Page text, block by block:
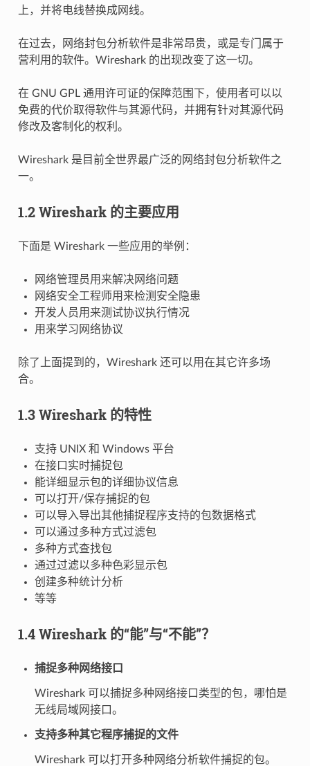
上，并将电线替换成网线。
在过去，网络封包分析软件是非常昂贵，或是专门属于
营利用的软件。Wireshark 的出现改变了这一切。
在 GNU GPL 通用许可证的保障范围下，使用者可以以
免费的代价取得软件与其源代码，并拥有针对其源代码
修改及客制化的权利。
Wireshark 是目前全世界最广泛的网络封包分析软件之
一。
1.2 Wireshark 的主要应用
下面是 Wireshark 一些应用的举例：
网络管理员用来解决网络问题
网络安全工程师用来检测安全隐患
开发人员用来测试协议执行情况
用来学习网络协议
除了上面提到的，Wireshark 还可以用在其它许多场
合。
1.3 Wireshark 的特性
支持 UNIX 和 Windows 平台
在接口实时捕捉包
能详细显示包的详细协议信息
可以打开/保存捕捉的包
可以导入导出其他捕捉程序支持的包数据格式
可以通过多种方式过滤包
多种方式查找包
通过过滤以多种色彩显示包
创建多种统计分析
等等
1.4 Wireshark 的“能”与“不能”？
捕捉多种网络接口
Wireshark 可以捕捉多种网络接口类型的包，哪怕是
无线局域网接口。
支持多种其它程序捕捉的文件
Wireshark 可以打开多种网络分析软件捕捉的包。